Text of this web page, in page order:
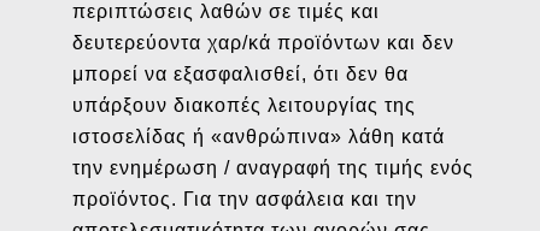
περιπτώσεις λαθών σε τιμές και
δευτερεύοντα χαρ/κά προϊόντων και δεν
μπορεί να εξασφαλισθεί, ότι δεν θα
υπάρξουν διακοπές λειτουργίας της
ιστοσελίδας ή «ανθρώπινα» λάθη κατά
την ενημέρωση / αναγραφή της τιμής ενός
προϊόντος. Για την ασφάλεια και την